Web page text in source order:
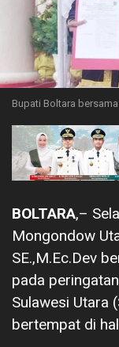
Bupati Boltara
BOLTARA,–
Mongondow
SE.,M.Ec.Dev
pada
Sulawesi Utara
bertempat di